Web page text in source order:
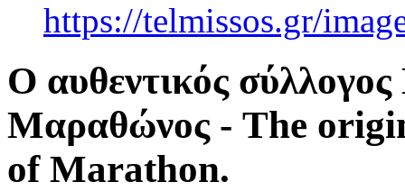
https://telmissos.gr/
Ο αυθεντικός
Μαραθώνος - The
of Marathon.